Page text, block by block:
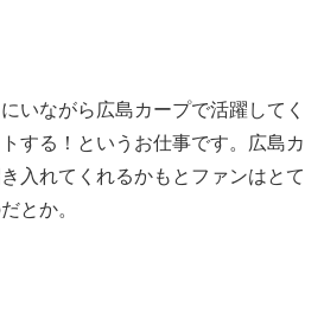
いながら広島カープで活躍してく
する！というお仕事です。広島カ
入れてくれるかもとファンはとて
とか。